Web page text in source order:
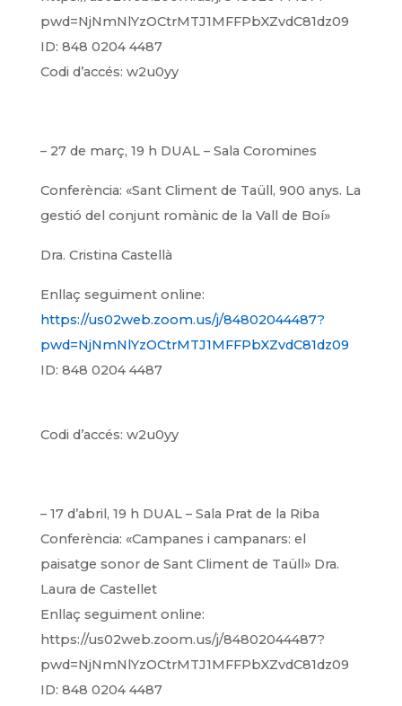
pwd=NjNmNlYzOCtrMTJ1MFFPbXZvdC81dz09
ID: 848 0204 4487
Codi d’accés: w2u0yy
– 27 de març, 19 h DUAL – Sala Coromines
Conferència: «Sant Climent de Taüll, 900 anys. La
gestió del conjunt romànic de la Vall de Boí»
Dra. Cristina Castellà
Enllaç seguiment online:
https://us02web.zoom.us/j/84802044487?
pwd=NjNmNlYzOCtrMTJ1MFFPbXZvdC81dz09
ID: 848 0204 4487
Codi d’accés: w2u0yy
– 17 d’abril, 19 h DUAL – Sala Prat de la Riba
Conferència: «Campanes i campanars: el
paisatge sonor de Sant Climent de Taüll» Dra.
Laura de Castellet
Enllaç seguiment online:
https://us02web.zoom.us/j/84802044487?
pwd=NjNmNlYzOCtrMTJ1MFFPbXZvdC81dz09
ID: 848 0204 4487